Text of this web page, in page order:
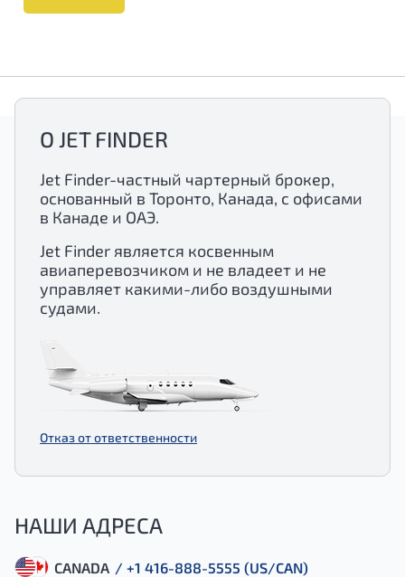
О JET FINDER
Jet Finder-частный чартерный брокер,
основанный в Торонто, Канада, с офисами
в Канаде и ОАЭ.
Jet Finder является косвенным
авиаперевозчиком и не владеет и не
управляет какими-либо воздушными
судами.
Отказ от ответственности
НАШИ АДРЕСА
CANADA / +1 416-888-5555 (US/CAN)